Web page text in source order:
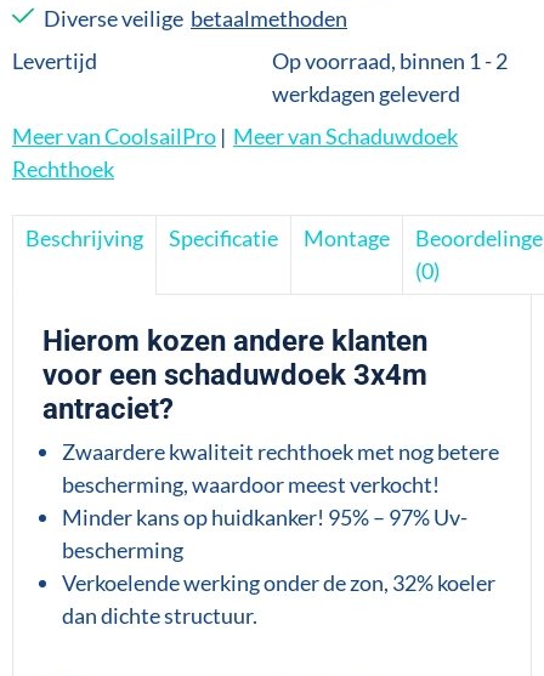
Diverse veilige betaalmethoden
Levertijd
Op voorraad, binnen 1 - 2
werkdagen geleverd
Meer van CoolsailPro | Meer van Schaduwdoek
Rechthoek
Beschrijving Specificatie Montage
(0)
Hierom kozen andere klanten
voor een schaduwdoek 3x4m
antraciet?
Zwaardere kwaliteit rechthoek met nog betere
bescherming, waardoor meest verkocht!
Minder kans op huidkanker! 95% – 97% Uv-
bescherming
Verkoelende werking onder de zon, 32% koeler
dan dichte structuur.